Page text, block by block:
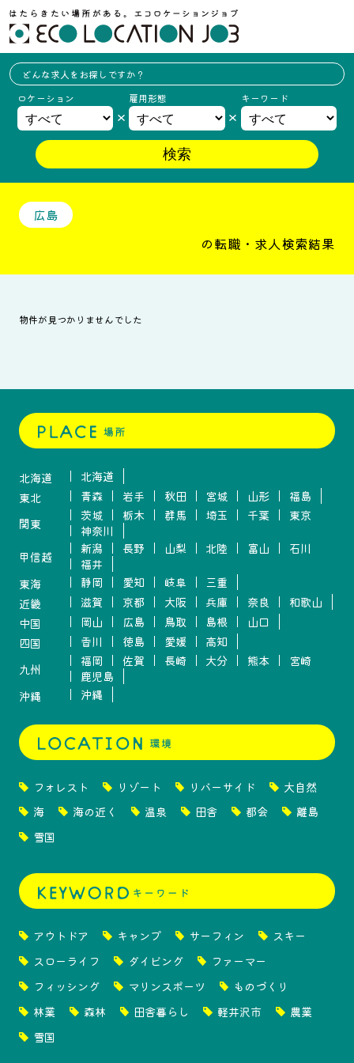
どんな求人をお探しですか？
ロケーション
雇用形態 キーワード
広島
の転職・求人検索結果
物件が見つかりませんでした
北海道
北海道
東北
青森 岩手 秋田 宮城 山形
福島
関東
茨城 栃木 群馬 埼玉 千葉
東京
神奈川
甲信越
新潟 長野 山梨 北陸 富山
石川
福井
東海
静岡 愛知 岐阜
三重
近畿
滋賀 京都 大阪 兵庫 奈良
和歌山
中国
岡山 広島 鳥取 島根
山口
四国
香川 徳島 愛媛
高知
九州
福岡 佐賀 長崎 大分 熊本
宮崎
鹿児島
沖縄
沖縄
フォレスト リゾート リバーサイド
大自然
海
海の近く 温泉 田舎 都会
離島
雪国
アウトドア キャンプ サーフィン
スキー
スローライフ
ダイビング
ファーマー
フィッシング
マリンスポーツ
ものづくり
林業
森林 田舎暮らし 軽井沢市
農業
雪国